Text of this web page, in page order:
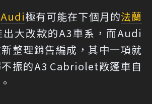
Audi極有可能在下個月的法蘭
出大改款的A3車系，而Audi
整理銷售編成，其中一項就
振的A3 Cabriolet敞篷車自